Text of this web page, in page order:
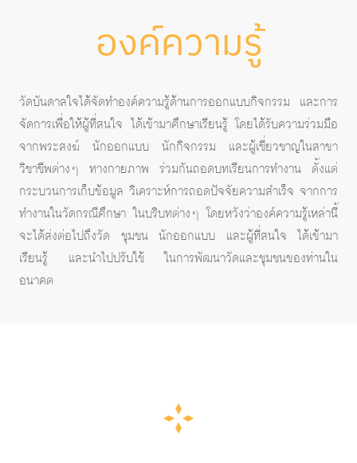
องค์ความรู้
วัดบันดาลใจได้จัดทำองค์ความรู้ด้านการออกแบบกิจกรรม และการ
จัดการเพื่อให้ผู้ที่สนใจ ได้เข้ามาศึกษาเรียนรู้ โดยได้รับความร่วมมือ
จากพระสงฆ์ นักออกแบบ นักกิจกรรม และผู้เชี่ยวชาญในสาขา
วิชาชีพต่างๆ ทางกายภาพ ร่วมกันถอดบทเรียนการทำงาน ตั้งแต่
กระบวนการเก็บข้อมูล วิเคราะห์การถอดปัจจัยความสำเร็จ จากการ
ทำงานในวัดกรณีศึกษา ในบริบทต่างๆ โดยหวังว่าองค์ความรู้เหล่านี้
จะได้ส่งต่อไปถึงวัด ชุมชน นักออกแบบ และผู้ที่สนใจ ได้เข้ามา
เรียนรู้ และนำไปปรับใช้ ในการพัฒนาวัดและชุมชนของท่านใน
อนาคต